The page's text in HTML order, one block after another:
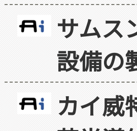
サムス
設備の
カイ威